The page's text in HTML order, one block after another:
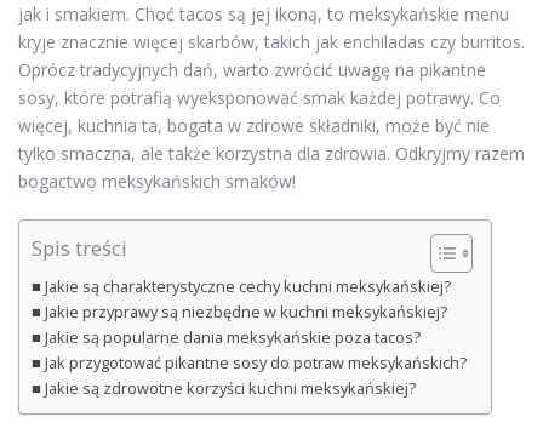
jak i smakiem. Choć tacos są jej ikoną, to meksykańskie menu
kryje znacznie więcej skarbów, takich jak enchiladas czy burritos.
Oprócz tradycyjnych dań, warto zwrócić uwagę na pikantne
sosy, które potrafią wyeksponować smak każdej potrawy. Co
więcej, kuchnia ta, bogata w zdrowe składniki, może być nie
tylko smaczna, ale także korzystna dla zdrowia. Odkryjmy razem
bogactwo meksykańskich smaków!
Spis treści
Jakie są charakterystyczne cechy kuchni meksykańskiej?
Jakie przyprawy są niezbędne w kuchni meksykańskiej?
Jakie są popularne dania meksykańskie poza tacos?
Jak przygotować pikantne sosy do potraw meksykańskich?
Jakie są zdrowotne korzyści kuchni meksykańskiej?